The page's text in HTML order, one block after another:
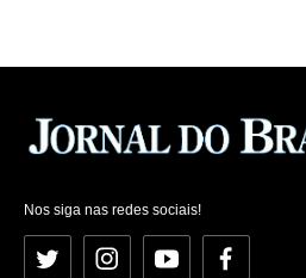
Nos siga nas redes sociais!
Twitter InstagramYouTubeFacebook